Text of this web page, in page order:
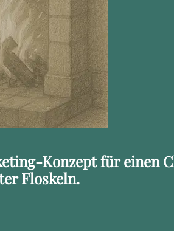
Konzept für einen
Floskeln.